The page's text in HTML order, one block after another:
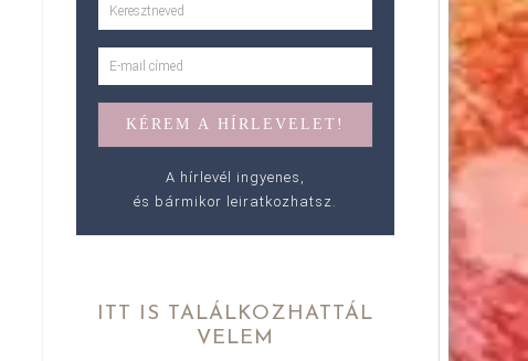
A hírlevél ingyenes,
és bármikor leiratkozhatsz.
ITT IS TALÁLKOZHATTÁL
VELEM